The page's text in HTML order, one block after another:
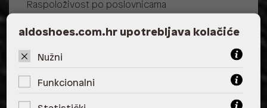
Raspoloživost po poslovnicama
Zagreb
ALDO, City Center One West
aldoshoes.com.hr upotrebljava kolačiće
Nužni
Funkcionalni